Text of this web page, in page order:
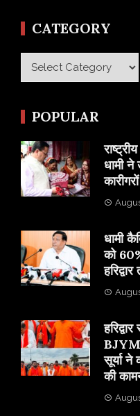
CATEGORY
Category
POPULAR
धामी
​धामी
को
BJYM
सूर्या
की